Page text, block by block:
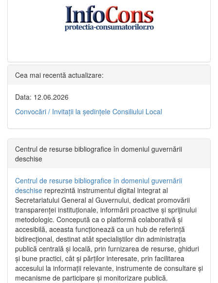
Cea mai recentă actualizare:
Data: 12.06.2026
Convocări / Invitaţii la şedinţele Consiliului Local
Centrul de resurse bibliografice în domeniul guvernării
deschise
Centrul de resurse bibliografice în domeniul guvernării
deschise reprezintă instrumentul digital integrat al
Secretariatului General al Guvernului, dedicat promovării
transparenței instituționale, informării proactive și sprijinului
metodologic. Concepută ca o platformă colaborativă și
accesibilă, aceasta funcționează ca un hub de referință
bidirecțional, destinat atât specialiștilor din administrația
publică centrală și locală, prin furnizarea de resurse, ghiduri
și bune practici, cât și părților interesate, prin facilitarea
accesului la informații relevante, instrumente de consultare și
mecanisme de participare și monitorizare publică.